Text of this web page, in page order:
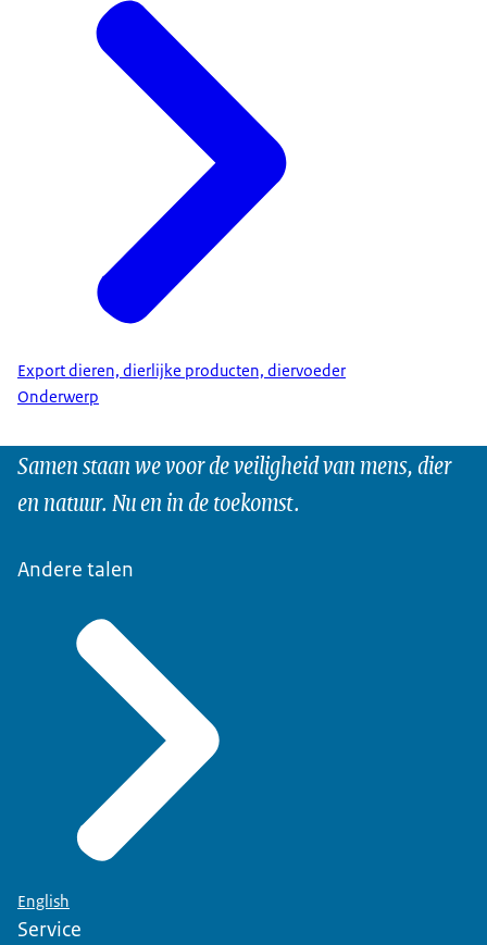
Export dieren, dierlijke producten, diervoeder
Onderwerp
Samen staan we voor de veiligheid van mens, dier
en natuur. Nu en in de toekomst.
Andere talen
English
Service